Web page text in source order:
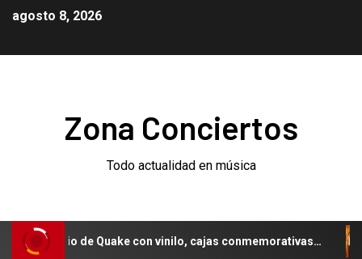
agosto 8, 2026
Zona Conciertos
Todo actualidad en música
de Quake con vinilo, cajas conmemorativas…